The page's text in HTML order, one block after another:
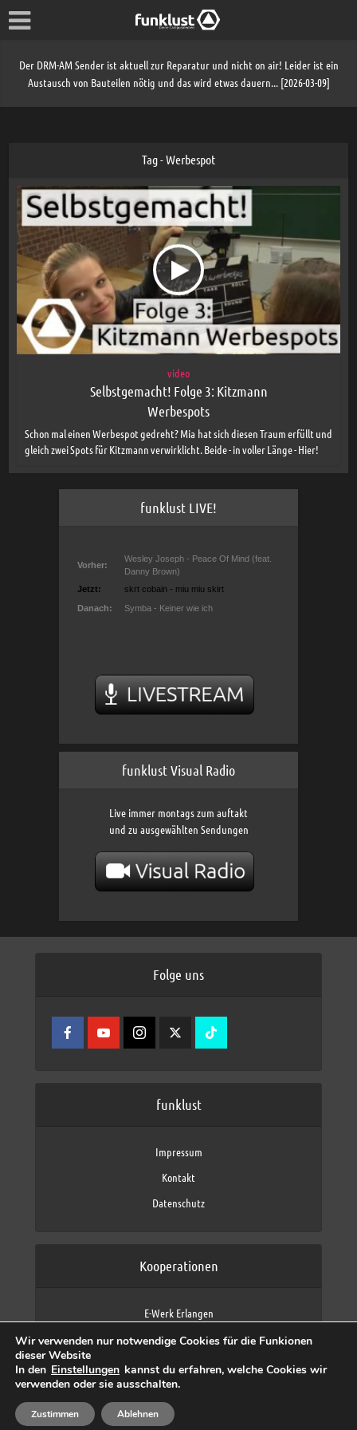
Der DRM-AM Sender ist aktuell zur Reparatur und nicht on air! Leider ist ein
Austausch von Bauteilen nötig und das wird etwas dauern... [2026-03-09]
Tag - Werbespot
video
Selbstgemacht! Folge 3: Kitzmann
Werbespots
Schon mal einen Werbespot gedreht? Mia hat sich diesen Traum erfüllt und
gleich zwei Spots für Kitzmann verwirklicht. Beide - in voller Länge - Hier!
funklust LIVE!
funklust Visual Radio
Live immer montags zum auftakt
und zu ausgewählten Sendungen
Folge uns
funklust
Impressum
Kontakt
Datenschutz
Kooperationen
E-Werk Erlangen
Fraunhofer IIS
max neo (AFK max)
Copyright © 2026 by funklust, FAU
Wir verwenden nur notwendige Cookies für die Funkionen
dieser Website
In den Einstellungen kannst du erfahren, welche Cookies wir
verwenden oder sie ausschalten.
Zustimmen Ablehnen